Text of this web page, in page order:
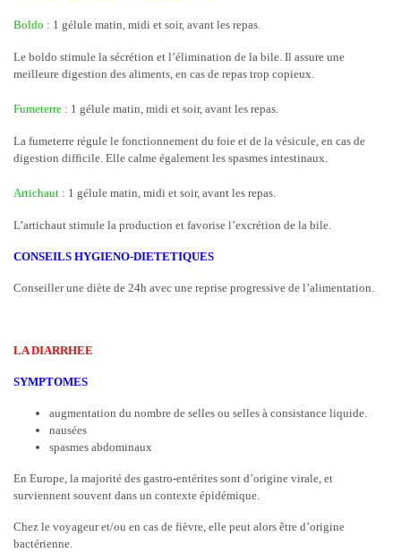
Boldo : 1 gélule matin, midi et soir, avant les repas.
Le boldo stimule la sécrétion et l’élimination de la bile. Il assure une
meilleure digestion des aliments, en cas de repas trop copieux.
Fumeterre : 1 gélule matin, midi et soir, avant les repas.
La fumeterre régule le fonctionnement du foie et de la vésicule, en cas de
digestion difficile. Elle calme également les spasmes intestinaux.
Artichaut : 1 gélule matin, midi et soir, avant les repas.
L’artichaut stimule la production et favorise l’excrétion de la bile.
CONSEILS HYGIENO-DIETETIQUES
Conseiller une diète de 24h avec une reprise progressive de l’alimentation.
LA DIARRHEE
SYMPTOMES
augmentation du nombre de selles ou selles à consistance liquide.
nausées
spasmes abdominaux
En Europe, la majorité des gastro-entérites sont d’origine virale, et
surviennent souvent dans un contexte épidémique.
Chez le voyageur et/ou en cas de fièvre, elle peut alors être d’origine
bactérienne.